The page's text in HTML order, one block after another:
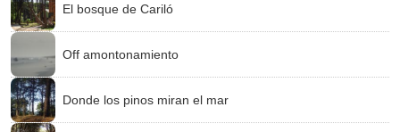
El bosque de Cariló
Off amontonamiento
Donde los pinos miran el mar